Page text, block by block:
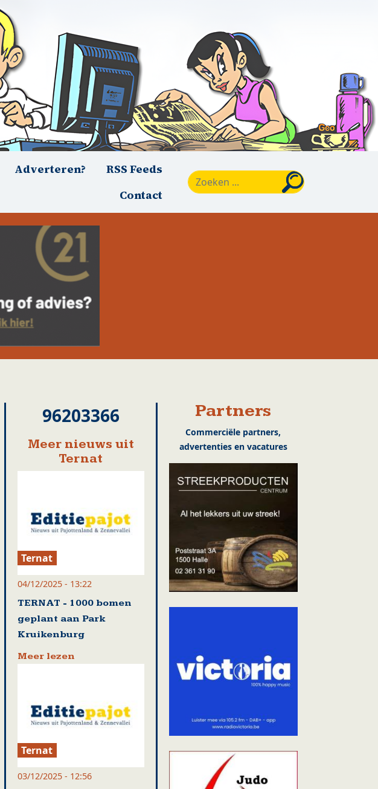
Adverteren?
RSS Feeds
Contact
96203366
Meer nieuws uit
Ternat
Ternat
04/12/2025 - 13:22
TERNAT - 1000 bomen
geplant aan Park
Kruikenburg
Meer lezen
Ternat
03/12/2025 - 12:56
Partners
Commerciële partners,
advertenties en vacatures